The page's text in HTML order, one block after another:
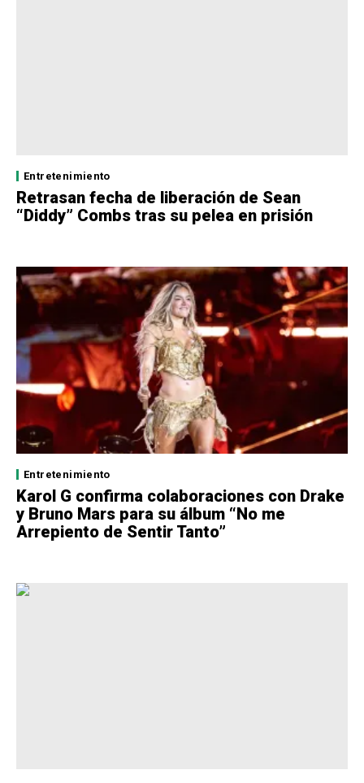
Entretenimiento
Retrasan fecha de liberación de Sean
“Diddy” Combs tras su pelea en prisión
Entretenimiento
Karol G confirma colaboraciones con Drake
y Bruno Mars para su álbum “No me
Arrepiento de Sentir Tanto”